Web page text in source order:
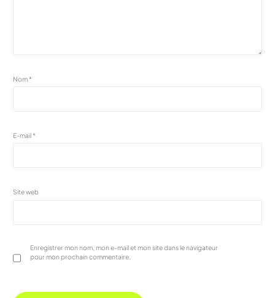
Nom*
E-mail*
Site web
Enregistrer mon nom, mon e-mail et mon site dans le navigateur
pour mon prochain commentaire.